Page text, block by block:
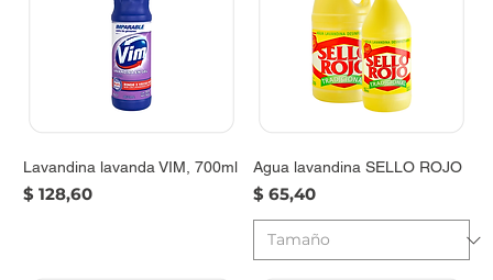
Lavandina lavanda VIM, 700ml
Precio
$ 128,60
Agua lavandina SELLO ROJO
Precio
$ 65,40